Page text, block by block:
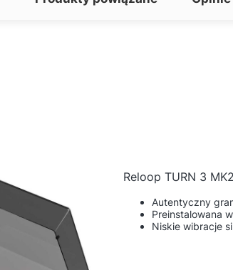
Reloop TURN 3 MK2
Autentyczny
Preinstalowana
Niskie wibracje